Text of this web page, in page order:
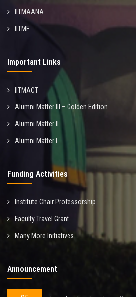
IITMAANA
IITMF
Important Links
IITMACT
Alumni Matter III – Golden Edition
Alumni Matter II
Alumni Matter I
Funding Activities
Institute Chair Professorship
Faculty Travel Grant
Many More Initiatives...
Announcement